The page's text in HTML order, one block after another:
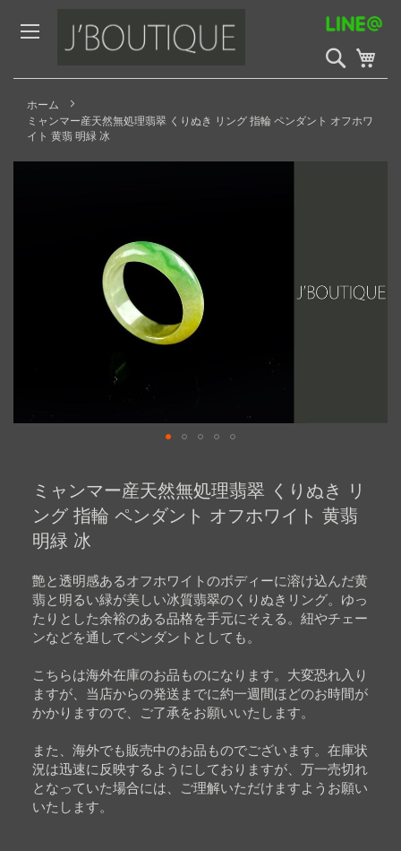
to
Content
検
索
開
ホーム
ミャンマー産天然無処理翡翠 くりぬき リング 指輪 ペンダント オフホワ
イト 黄翡 明緑 冰
Skip
beginning
images
ミャンマー産天然無処理翡翠 くりぬき リ
ング 指輪 ペンダント オフホワイト 黄翡
明緑 冰
艶と透明感あるオフホワイトのボディーに溶け込んだ黄
翡と明るい緑が美しい冰質翡翠のくりぬきリング。ゆっ
たりとした余裕のある品格を手元にそえる。紐やチェー
ンなどを通してペンダントとしても。
こちらは海外在庫のお品ものになります。大変恐れ入り
ますが、当店からの発送までに約一週間ほどのお時間が
かかりますので、ご了承をお願いいたします。
また、海外でも販売中のお品ものでございます。在庫状
況は迅速に反映するようにしておりますが、万一売切れ
となっていた場合には、ご理解いただけますようお願い
いたします。